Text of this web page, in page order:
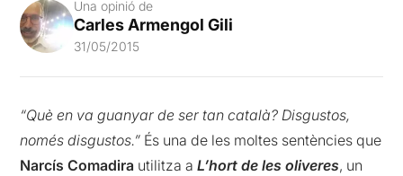
Una opinió de
Carles Armengol Gili
31/05/2015
“Què en va guanyar de ser tan català? Disgustos,
només disgustos.” És una de les moltes sentències que
Narcís Comadira utilitza aL’hort de les oliveres, un